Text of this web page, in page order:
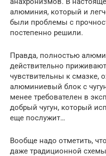
алюминия, который и
были проблемы с
постепенно решили.
Правда, полностью
действительно
чувствительны к смазке,
алюминиевый блок с
менее требователен в
добрый чугун, который
еще послужит…
Вообще надо отметить,
даже традиционной